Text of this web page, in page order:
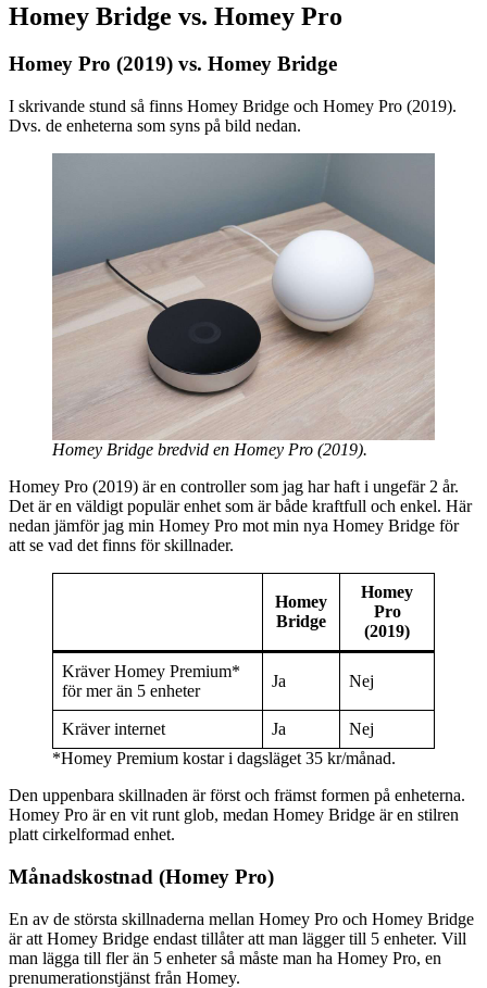
Homey Bridge vs. Homey Pro
Homey Pro (2019) vs. Homey Bridge
I skrivande stund så finns Homey Bridge och Homey Pro (2019).
Dvs. de enheterna som syns på bild nedan.
Homey Bridge bredvid en Homey Pro (2019).
Homey Pro (2019) är en controller som jag har haft i ungefär 2 år.
Det är en väldigt populär enhet som är både kraftfull och enkel. Här
nedan jämför jag min Homey Pro mot min nya Homey Bridge för
att se vad det finns för skillnader.
Homey
Bridge
Homey
Pro
(2019)
Kräver Homey Premium*
för mer än 5 enheter
Ja Nej
Kräver internet Ja
Nej
*Homey Premium kostar i dagsläget 35 kr/månad.
Den uppenbara skillnaden är först och främst formen på enheterna.
Homey Pro är en vit runt glob, medan Homey Bridge är en stilren
platt cirkelformad enhet.
Månadskostnad (Homey Pro)
En av de största skillnaderna mellan Homey Pro och Homey Bridge
är att Homey Bridge endast tillåter att man lägger till 5 enheter. Vill
man lägga till fler än 5 enheter så måste man ha Homey Pro, en
prenumerationstjänst från Homey.